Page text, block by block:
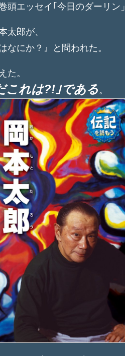
頭エッセイ｢今日のダーリン」
太郎が、
なにか？』と問われた。
た。
これは?!｣である。